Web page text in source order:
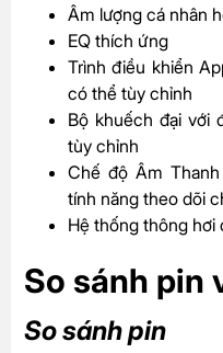
Âm lượng cá nhân
EQ thích ứng
Trình điều khiển
có thể tùy chỉnh
Bộ khuếch đại với
tùy chỉnh
Chế độ Âm
tính năng theo dõi
Hệ thống thông hơi
So sánh pin
So sánh pin